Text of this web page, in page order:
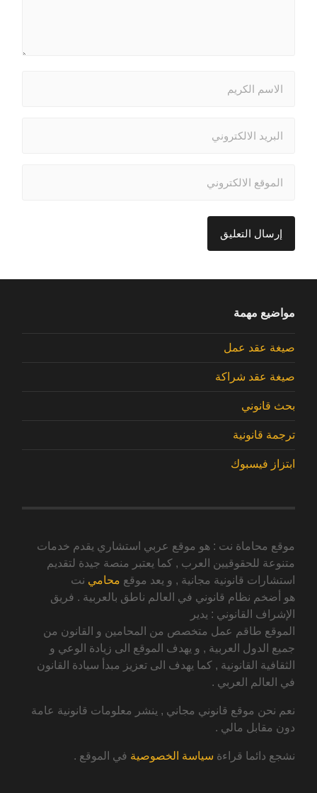
مواضيع مهمة
صيغة عقد عمل
صيغة عقد شراكة
بحث قانوني
ترجمة قانونية
ابتزاز فيسبوك
موقع محاماة نت : هو موقع عربي استشاري يقدم خدمات
متنوعة للحقوقيين العرب , كما يعتبر منصة جيدة لتقديم
استشارات قانونية مجانية , و يعد موقع محامي نت
هو أضخم نظام قانوني في العالم ناطق بالعربية . فريق
الإشراف القانوني : يدير
الموقع طاقم عمل متخصص من المحامين و القانون من
جميع الدول العربية , و يهدف الموقع الى زيادة الوعي و
الثقافية القانونية , كما يهدف الى تعزيز مبدأ سيادة القانون
في العالم العربي .
نعم نحن موقع قانوني مجاني , ينشر معلومات قانونية عامة
دون مقابل مالي .
نشجع دائما قراءة سياسة الخصوصية في الموقع .